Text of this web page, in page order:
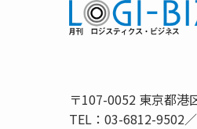
〒107-0052 東京都港
TEL：03-6812-9502